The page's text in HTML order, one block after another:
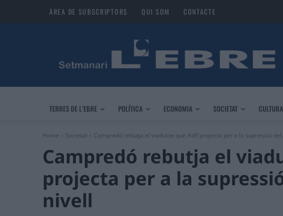
ÀREA DE SUBSCRIPTORS QUI SOM CONTACTE
TERRES DE L’EBRE POLÍTICA ECONOMIA SOCIETAT CULTURA
Home Societat Campredó rebutja el viaducte que Adif projecta per a la supressió
Campredó rebutja el
projecta per a la
nivell